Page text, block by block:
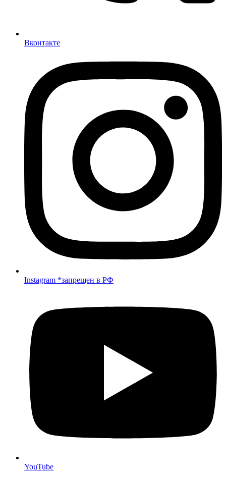
Вконтакте
Instagram *запрещен в РФ
YouTube